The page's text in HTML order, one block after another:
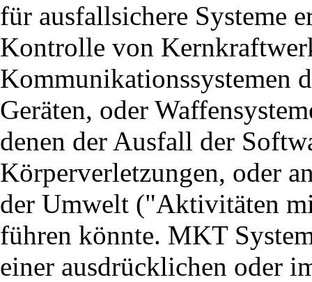
für ausfallsichere Systeme
Kontrolle von
Kommunikationssystemen
Geräten, oder
denen der Ausfall der
Körperverletzungen, oder
der Umwelt ("Aktivitäten
führen könnte. MKT
einer ausdrücklichen oder